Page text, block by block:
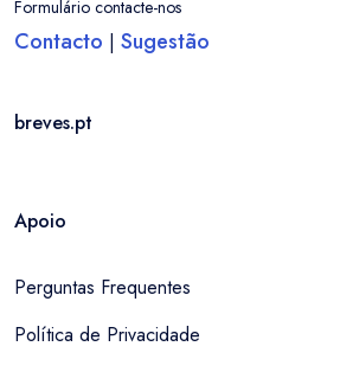
Formulário contacte-nos
Contacto | Sugestão
breves.pt
Apoio
Perguntas Frequentes
Política de Privacidade